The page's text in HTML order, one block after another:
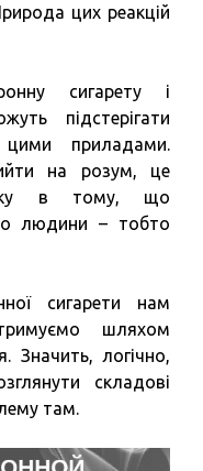
цих реакцій
сигарету і
підстерігати
цими приладами.
на розум, це
в тому, що
людини – тобто
сигарети нам
шляхом
Значить, логічно,
складові
там.